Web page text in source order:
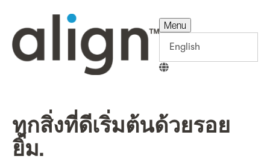
Menu
ทุกสิ่งที่ดีเริ่มต้นด้วยรอย
ยิ้ม.